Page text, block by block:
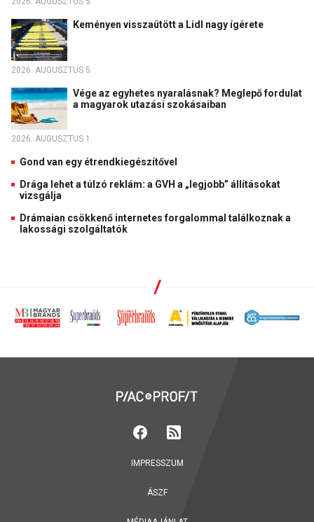
Keményen visszaütött a Lidl nagy ígérete
2026. AUGUSZTUS 5.
Vége az egyhetes nyaralásnak? Meglepő fordulat
a magyarok utazási szokásaiban
2026. AUGUSZTUS 1.
Gond van egy étrendkiegészítővel
Drága lehet a túlzó reklám: a GVH a „legjobb” állításokat
vizsgálja
Drámaian csökkenő internetes forgalommal találkoznak a
lakossági szolgáltatók
IMPRESSZUM
ÁSZF